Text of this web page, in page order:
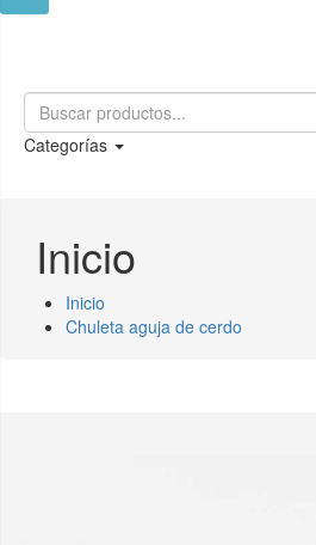
Categorías
Inicio
Inicio
Chuleta aguja de cerdo